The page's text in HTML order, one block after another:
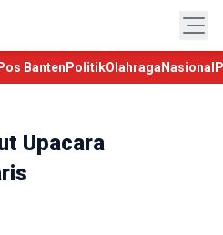
Pos Banten PolitikOlahraga Nasional
Upacara